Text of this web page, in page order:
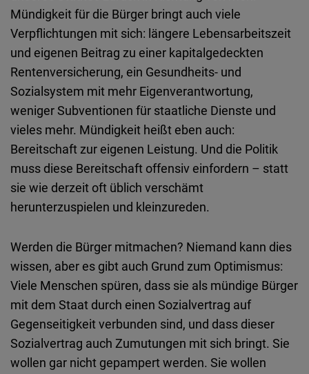
Mündigkeit für die Bürger bringt auch viele
Verpflichtungen mit sich: längere Lebensarbeitszeit
und eigenen Beitrag zu einer kapitalgedeckten
Rentenversicherung, ein Gesundheits- und
Sozialsystem mit mehr Eigenverantwortung,
weniger Subventionen für staatliche Dienste und
vieles mehr. Mündigkeit heißt eben auch:
Bereitschaft zur eigenen Leistung. Und die Politik
muss diese Bereitschaft offensiv einfordern – statt
sie wie derzeit oft üblich verschämt
herunterzuspielen und kleinzureden.
Werden die Bürger mitmachen? Niemand kann dies
wissen, aber es gibt auch Grund zum Optimismus:
Viele Menschen spüren, dass sie als mündige Bürger
mit dem Staat durch einen Sozialvertrag auf
Gegenseitigkeit verbunden sind, und dass dieser
Sozialvertrag auch Zumutungen mit sich bringt. Sie
wollen gar nicht gepampert werden. Sie wollen